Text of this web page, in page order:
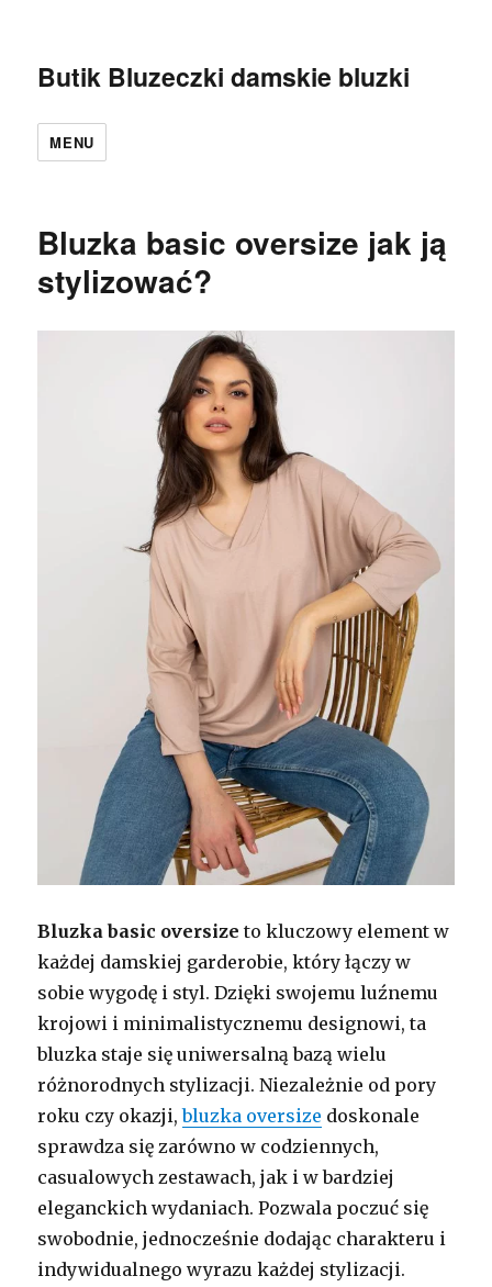
Butik Bluzeczki damskie bluzki
MENU
Bluzka basic oversize jak ją
stylizować?
Bluzka basic oversize to kluczowy element w
każdej damskiej garderobie, który łączy w
sobie wygodę i styl. Dzięki swojemu luźnemu
krojowi i minimalistycznemu designowi, ta
bluzka staje się uniwersalną bazą wielu
różnorodnych stylizacji. Niezależnie od pory
roku czy okazji,bluzka oversize doskonale
sprawdza się zarówno w codziennych,
casualowych zestawach, jak i w bardziej
eleganckich wydaniach. Pozwala poczuć się
swobodnie, jednocześnie dodając charakteru i
indywidualnego wyrazu każdej stylizacji.